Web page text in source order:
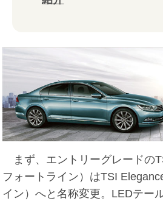
まず、エントリーグレードの
フォートライン）はTSI
イン）へと名称変更。LEDテー